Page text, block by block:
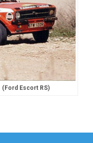
Escort RS)